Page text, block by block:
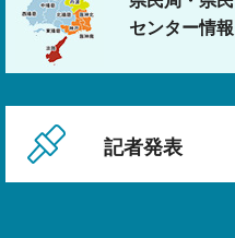
センター情報
記者発表